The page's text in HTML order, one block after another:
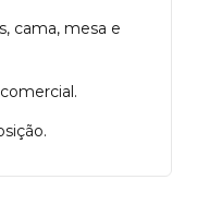
cama, mesa e